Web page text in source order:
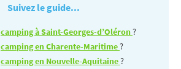
Suivez le guide...
camping à Saint-Georges-d’Oléron?
camping en Charente-Maritime?
camping en Nouvelle-Aquitaine?